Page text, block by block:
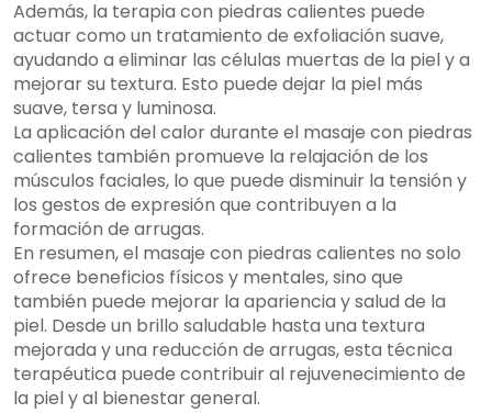
Además, la terapia con piedras calientes puede
actuar como un tratamiento de exfoliación suave,
ayudando a eliminar las células muertas de la piel y a
mejorar su textura. Esto puede dejar la piel más
suave, tersa y luminosa.
La aplicación del calor durante el masaje con piedras
calientes también promueve la relajación de los
músculos faciales, lo que puede disminuir la tensión y
los gestos de expresión que contribuyen a la
formación de arrugas.
En resumen, el masaje con piedras calientes no solo
ofrece beneficios físicos y mentales, sino que
también puede mejorar la apariencia y salud de la
piel. Desde un brillo saludable hasta una textura
mejorada y una reducción de arrugas, esta técnica
terapéutica puede contribuir al rejuvenecimiento de
la piel y al bienestar general.